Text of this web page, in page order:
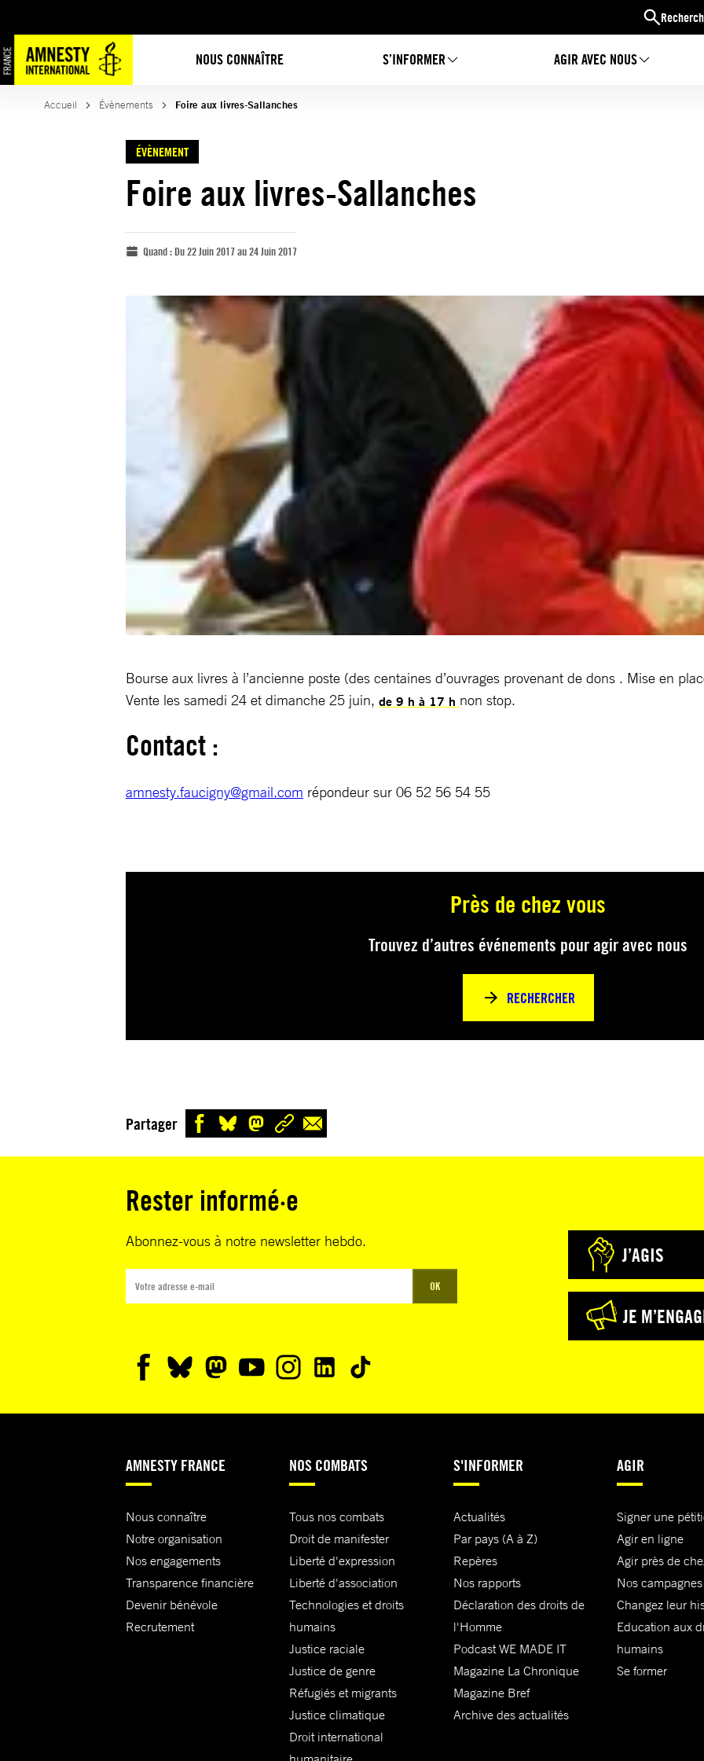
NOUS CONNAÎTRE S’INFORMER AGIR AVEC NOUS
Accueil Évènements Foire aux livres-Sallanches
ÉVÈNEMENT
Foire aux livres-Sallanches
Quand :Du 22 Juin 2017 au 24 Juin 2017
Bourse aux livres à l’ancienne poste (des centaines d’ouvrages provenant de dons . Mise en
Vente les samedi 24 et dimanche 25 juin, de 9 h à 17 h non stop.
Contact :
amnesty.faucigny@gmail.com répondeur sur 06 52 56 54 55
Près de chez vous
Trouvez d’autres événements pour agir avec nous
RECHERCHER
Partager
Rester informé·e
Abonnez-vous à notre newsletter hebdo.
OK
J’AGIS
JE
AMNESTY FRANCE
Nous connaître
Notre organisation
Nos engagements
Transparence financière
Devenir bénévole
Recrutement
NOS COMBATS
Tous nos combats
Droit de manifester
Liberté d'expression
Liberté d'association
Technologies et droits
humains
Justice raciale
Justice de genre
Réfugiés et migrants
Justice climatique
Droit international
S'INFORMER
Actualités
Par pays (A à Z)
Repères
Nos rapports
Déclaration des droits de
l'Homme
Podcast WE MADE IT
Magazine La Chronique
Magazine Bref
Archive des actualités
AGIR
Signer une
Agir en ligne
Agir près de
Nos campagnes
Changez leur
Education aux
humains
Se former